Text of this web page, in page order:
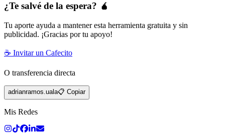
¿Te salvé de la espera? 🧉
Tu aporte ayuda a mantener esta herramienta gratuita y sin
publicidad. ¡Gracias por tu apoyo!
☕ Invitar un Cafecito
O transferencia directa
adrianramos.uala📋 Copiar
Mis Redes